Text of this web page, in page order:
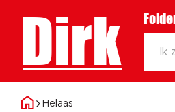
Dirk
Helaas